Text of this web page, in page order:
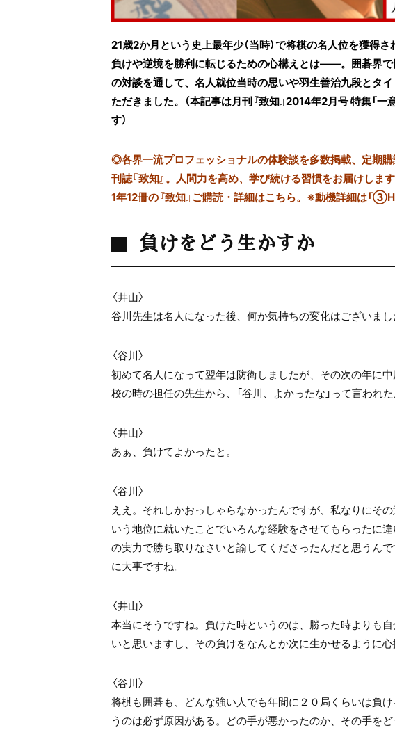
21歳2か月という史上最年少（当時）で将棋の名人位を獲得
負けや逆境を勝利に転じるための心構えとは――。囲碁界
の対談を通して、名人就位当時の思いや羽生善治九段とタ
ただきました。（本記事は月刊『致知』2014年2月号 特集「
す）
◎各界一流プロフェッショナルの体験談を多数掲載、定期
刊誌『致知』。人間力を高め、学び続ける習慣をお届けします
1年12冊の『致知』ご購読・詳細はこちら。 ※動機詳細は「
負けをどう生かすか
〈井山〉
谷川先生は名人になった後、何か気持ちの変化はございまし
〈谷川〉
初めて名人になって翌年は防衛しましたが、その次の年に
校の時の担任の先生から、「谷川、よかったな」って言われた
〈井山〉
あぁ、負けてよかったと。
〈谷川〉
ええ。それしかおっしゃらなかったんですが、私なりにそ
いう地位に就いたことでいろんな経験をさせてもらったに
の実力で勝ち取りなさいと諭してくださったんだと思うん
に大事ですね。
〈井山〉
本当にそうですね。負けた時というのは、勝った時よりも
いと思いますし、その負けをなんとか次に生かせるように心
〈谷川〉
将棋も囲碁も、どんな強い人でも年間に２０局くらいは負
うのは必ず原因がある。どの手が悪かったのか、その手を